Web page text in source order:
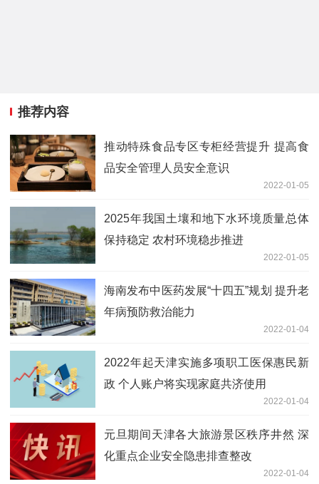
推荐内容
推动特殊食品专区专柜经营提升 提高食
品安全管理人员安全意识
2022-01-05
2025年我国土壤和地下水环境质量总体
保持稳定 农村环境稳步推进
2022-01-05
海南发布中医药发展“十四五”规划 提升老
年病预防救治能力
2022-01-04
2022年起天津实施多项职工医保惠民新
政 个人账户将实现家庭共济使用
2022-01-04
元旦期间天津各大旅游景区秩序井然 深
化重点企业安全隐患排查整改
2022-01-04